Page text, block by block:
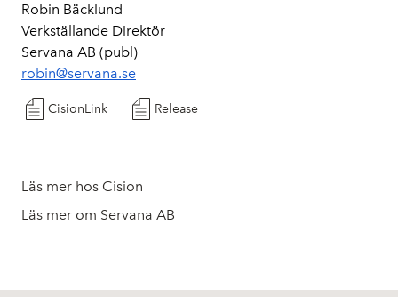
Robin Bäcklund
Verkställande Direktör
Servana AB (publ)
robin@servana.se
CisionLink Release
Läs mer hos Cision
Läs mer om Servana AB